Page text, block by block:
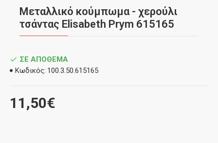
Μεταλλικό κούμπωμα - χερούλι
τσάντας Elisabeth Prym 615165
11,50€
ΣΕ ΑΠΌΘΕΜΑ
Κωδικός: 100.3.50.615165